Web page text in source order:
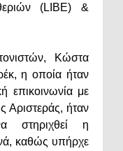
(LIBE) &
Κώστα
η οποία ήταν
επικοινωνία με
Αριστεράς, ήταν
στηριχθεί η
καθώς υπήρχε